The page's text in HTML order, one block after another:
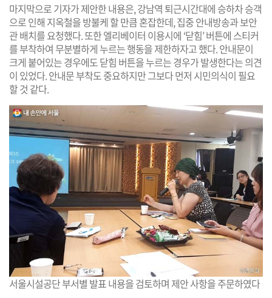
마지막으로 기자가 제안한 내용은, 강남역 퇴근시간대에 승하차 승객
으로 인해 지옥철을 방불케 할 만큼 혼잡한데, 집중 안내방송과 보안
관 배치를 요청했다. 또한 엘리베이터 이용시에 ‘닫힘’ 버튼에 스티커
를 부착하여 무분별하게 누르는 행동을 제한하자고 했다. 안내문이
크게 붙어있는 경우에도 닫힘 버튼을 누르는 경우가 발생한다는 의견
이 있었다. 안내문 부착도 중요하지만 그보다 먼저 시민의식이 필요
할 것 같다.
서울시설공단 부서별 발표 내용을 검토하며 제안 사항을 주문하였다